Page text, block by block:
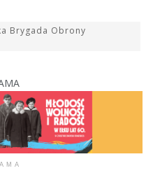
Brygada Obrony